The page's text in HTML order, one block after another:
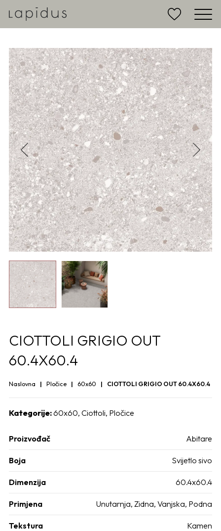
CIOTTOLI GRIGIO OUT
60.4X60.4
Naslovna Pločice 60x60 CIOTTOLI GRIGIO OUT 60.4X60.4
Kategorije:60x60, Ciottoli, Pločice
Proizvođač Abitare
Boja Svijetlo sivo
Dimenzija 60.4x60.4
Primjena Unutarnja, Zidna, Vanjska, Podna
Tekstura Kamen